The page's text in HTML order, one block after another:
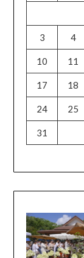
3 4
10 11
17 18
24 25
31